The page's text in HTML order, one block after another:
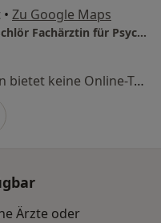
• Zu Google Maps
Privatpraxis Dr.med. Claudia Schlör Fachärztin für Psychiatrie und Psychotherapie
Dieser Arzt bzw. diese Ärztin bietet keine Online-Terminbuchung an diesem Standort an.
Ärzte oder